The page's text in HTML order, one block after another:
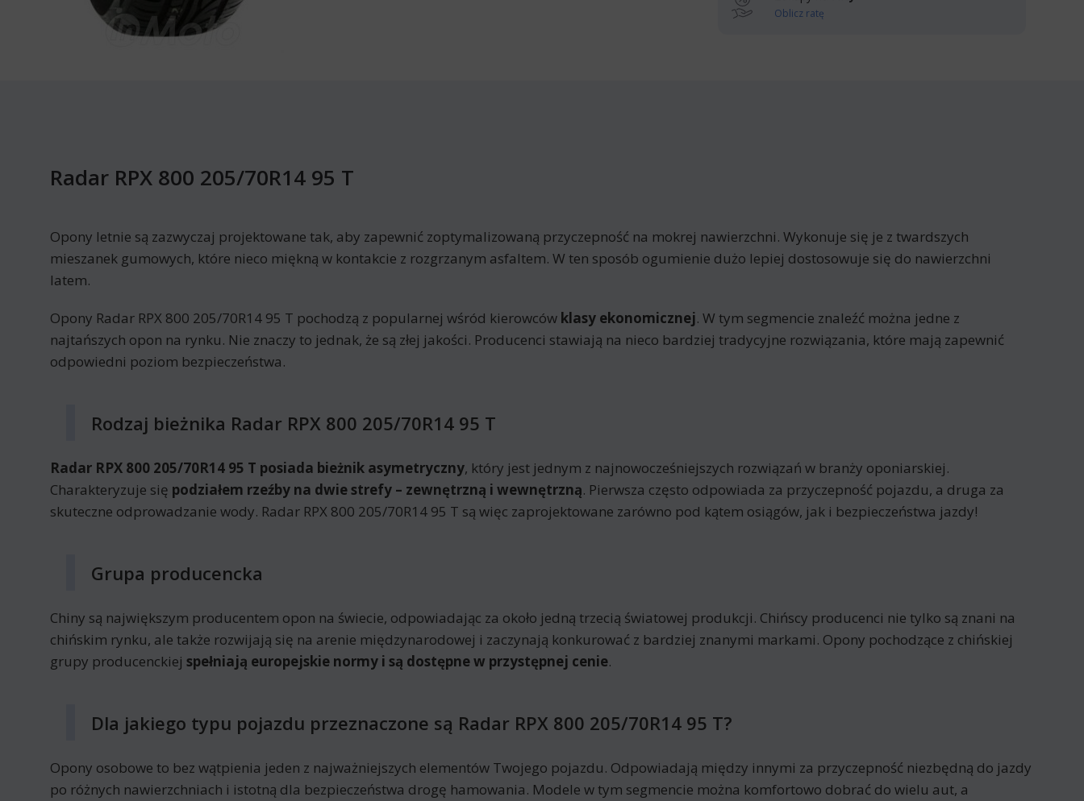
Oblicz ratę
Radar RPX 800 205/70R14 95 T
Opony letnie są zazwyczaj projektowane tak, aby zapewnić zoptymalizowaną przyczepność na mokrej nawierzchni. Wykonuje się je z twardszych
mieszanek gumowych, które nieco miękną w kontakcie z rozgrzanym asfaltem. W ten sposób ogumienie dużo lepiej dostosowuje się do nawierzchni
latem.
Opony Radar RPX 800 205/70R14 95 T pochodzą z popularnej wśród kierowców klasy ekonomicznej. W tym segmencie znaleźć można jedne z
najtańszych opon na rynku. Nie znaczy to jednak, że są złej jakości. Producenci stawiają na nieco bardziej tradycyjne rozwiązania, które mają zapewnić
odpowiedni poziom bezpieczeństwa.
Rodzaj bieżnika Radar RPX 800 205/70R14 95 T
Radar RPX 800 205/70R14 95 T posiada bieżnik asymetryczny, który jest jednym z najnowocześniejszych rozwiązań w branży oponiarskiej.
Charakteryzuje się podziałem rzeźby na dwie strefy – zewnętrzną i wewnętrzną. Pierwsza często odpowiada za przyczepność pojazdu, a druga za
skuteczne odprowadzanie wody. Radar RPX 800 205/70R14 95 T są więc zaprojektowane zarówno pod kątem osiągów, jak i bezpieczeństwa jazdy!
Grupa producencka
Chiny są największym producentem opon na świecie, odpowiadając za około jedną trzecią światowej produkcji. Chińscy producenci nie tylko są znani na
chińskim rynku, ale także rozwijają się na arenie międzynarodowej i zaczynają konkurować z bardziej znanymi markami. Opony pochodzące z chińskiej
grupy producenckiej spełniają europejskie normy i są dostępne w przystępnej cenie.
Dla jakiego typu pojazdu przeznaczone są Radar RPX 800 205/70R14 95 T?
Opony osobowe to bez wątpienia jeden z najważniejszych elementów Twojego pojazdu. Odpowiadają między innymi za przyczepność niezbędną do jazdy
po różnych nawierzchniach i istotną dla bezpieczeństwa drogę hamowania. Modele w tym segmencie można komfortowo dobrać do wielu aut, a